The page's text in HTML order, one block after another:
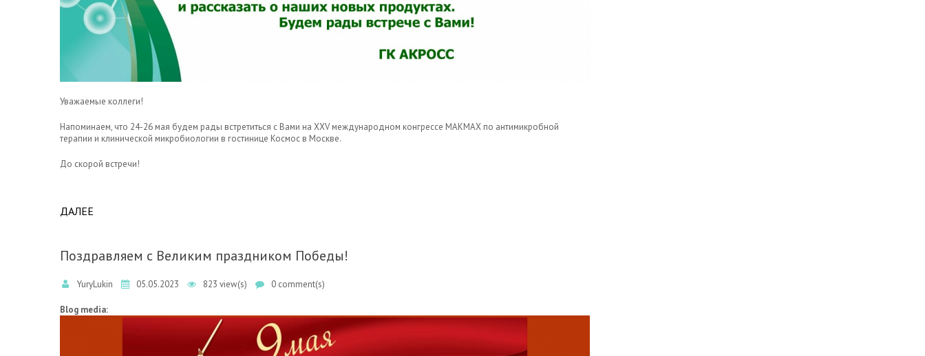
Уважаемые коллеги!
Напоминаем, что 24-26 мая будем рады встретиться с Вами на XXV международном конгрессе МАКМАХ по антимикробной
терапии и клинической микробиологии в гостинице Космос в Москве.
До скорой встречи!
ДАЛЕЕ
Поздравляем с Великим праздником Победы!
YuryLukin 05.05.2023 823 view(s) 0 comment(s)
Blog media: